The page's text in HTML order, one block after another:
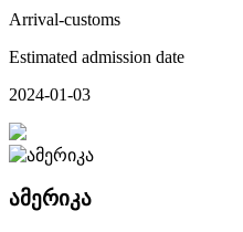
Arrival-customs
Estimated admission date
2024-01-03
ამერიკა